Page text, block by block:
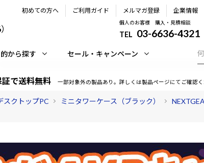
）
初めての方へ ご利用ガイド メルマガ登録 企業情報
個人のお客様 購入・見積相談
TEL 03-6636-4321
から探す セール・キャンペーン
で送料無料 一部対象外の製品あり。詳しくは製品ページにてご確認く
スクトップPC ミニタワーケース（ブラック）